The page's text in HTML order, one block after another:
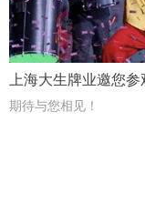
上海大生牌业邀您
期待与您相见！